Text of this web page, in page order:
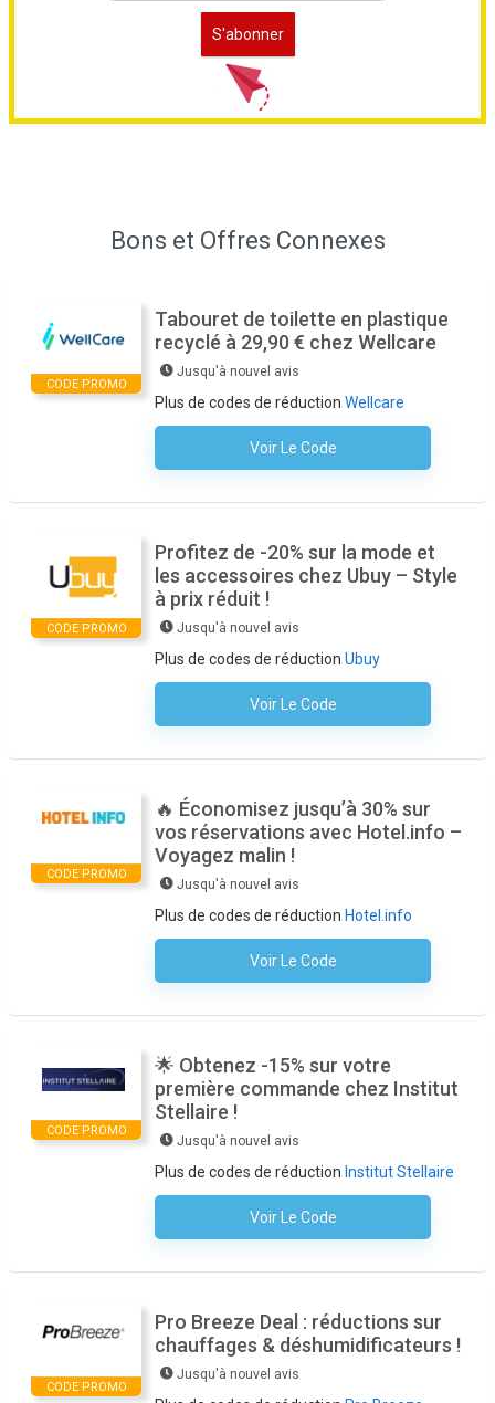
Bons et Offres Connexes
CODE PROMO
Tabouret de toilette en plastique
recyclé à 29,90 € chez Wellcare
Jusqu'à nouvel avis
Plus de codes de réduction Wellcare
Voir Le Code
Aucun Code N'est Nécessaire
CODE PROMO
Profitez de -20% sur la mode et
les accessoires chez Ubuy – Style
à prix réduit !
Jusqu'à nouvel avis
Plus de codes de réduction Ubuy
Voir Le Code
Aucun Code N'est Nécessaire
CODE PROMO
🔥 Économisez jusqu’à 30% sur
vos réservations avec Hotel.info –
Voyagez malin !
Jusqu'à nouvel avis
Plus de codes de réduction Hotel.info
Voir Le Code
Aucun Code N'est Nécessaire
CODE PROMO
🌟 Obtenez -15% sur votre
première commande chez Institut
Stellaire !
Jusqu'à nouvel avis
Plus de codes de réduction Institut Stellaire
Voir Le Code
Aucun Code N'est Nécessaire
CODE PROMO
Pro Breeze Deal : réductions sur
chauffages & déshumidificateurs !
Jusqu'à nouvel avis